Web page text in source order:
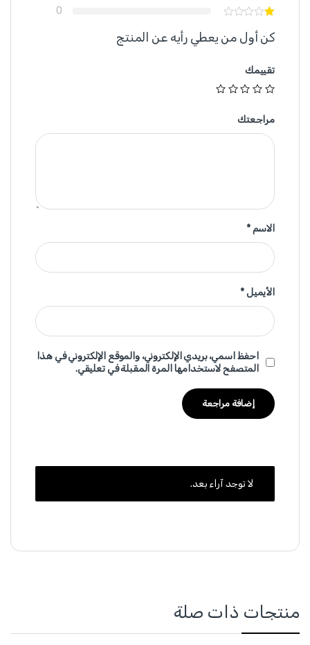
0
كن أول من يعطي رأيه عن المنتج
تقييمك
مراجعتك
الاسم*
الأيميل*
احفظ اسمي، بريدي الإلكتروني، والموقع الإلكتروني في هذا
المتصفح لاستخدامها المرة المقبلة في تعليقي.
لا توجد آراء بعد.
منتجات ذات صلة